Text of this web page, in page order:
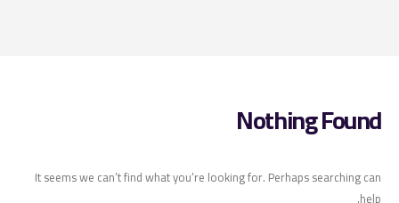
Nothing Found
It seems we can’t find what you’re looking for. Perhaps searching can
help.